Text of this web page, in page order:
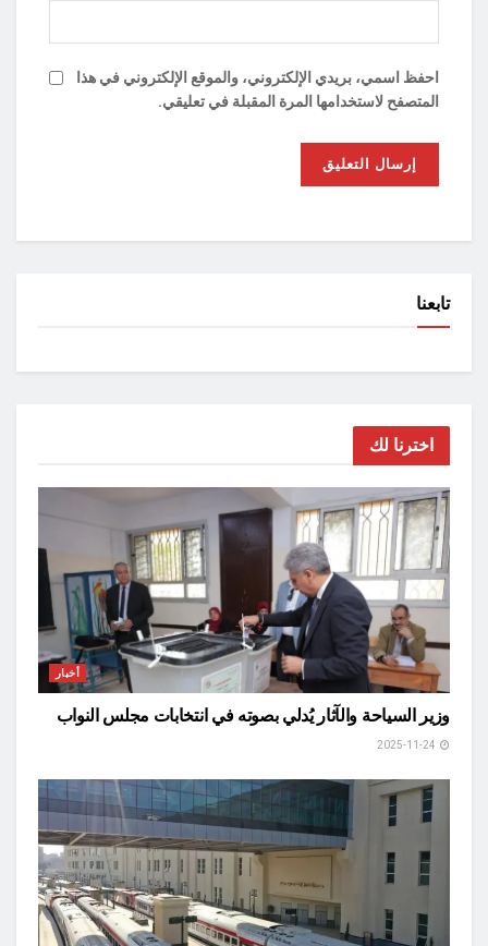
احفظ اسمي، بريدي الإلكتروني، والموقع الإلكتروني في هذا
المتصفح لاستخدامها المرة المقبلة في تعليقي.
تابعنا
اخترنا لك
أخبار
وزير السياحة والآثار يُدلي بصوته في انتخابات مجلس النواب